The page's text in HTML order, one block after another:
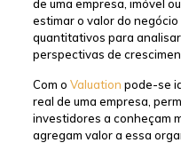
de uma empresa, imóvel
estimar o valor do
quantitativos para
perspectivas de
Com o Valuation pode-se
real de uma empresa,
investidores a conheçam
agregam valor a essa